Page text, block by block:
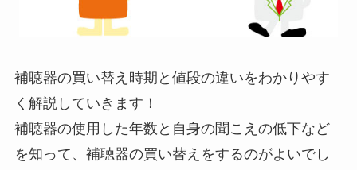
補聴器の買い替え時期と値段の違いをわかりやす
く解説していきます！
補聴器の使用した年数と自身の聞こえの低下など
を知って、補聴器の買い替えをするのがよいでし